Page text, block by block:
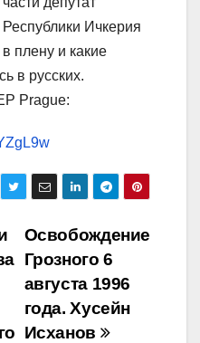
Ичкерия
плену и какие
в русских.
Prague:
Освобождение
Грозного 6
августа 1996
года. Хусейн
Исханов